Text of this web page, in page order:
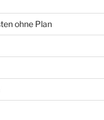
ohne Plan